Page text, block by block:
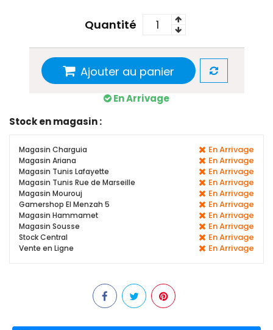
Quantité
Ajouter au panier
En Arrivage
Stock en magasin :
Magasin Charguia En Arrivage
Magasin Ariana En Arrivage
Magasin Tunis Lafayette En Arrivage
Magasin Tunis Rue de Marseille En Arrivage
Magasin Mourouj En Arrivage
Gamershop El Menzah 5 En Arrivage
Magasin Hammamet En Arrivage
Magasin Sousse En Arrivage
Stock Central En Arrivage
Vente en Ligne En Arrivage